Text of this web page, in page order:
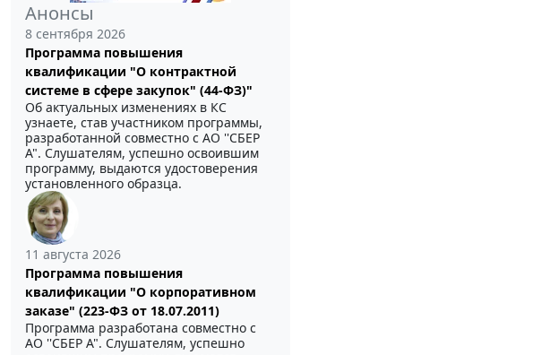
Анонсы
8 сентября 2026
Программа повышения
квалификации "О контрактной
системе в сфере закупок" (44-ФЗ)"
Об актуальных изменениях в КС
узнаете, став участником программы,
разработанной совместно с АО ''СБЕР
А". Слушателям, успешно освоившим
программу, выдаются удостоверения
установленного образца.
11 августа 2026
Программа повышения
квалификации "О корпоративном
заказе" (223-ФЗ от 18.07.2011)
Программа разработана совместно с
АО ''СБЕР А". Слушателям, успешно